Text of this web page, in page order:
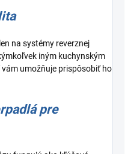
na systémy reverznej
iným kuchynským
umožňuje prispôsobiť ho
pre